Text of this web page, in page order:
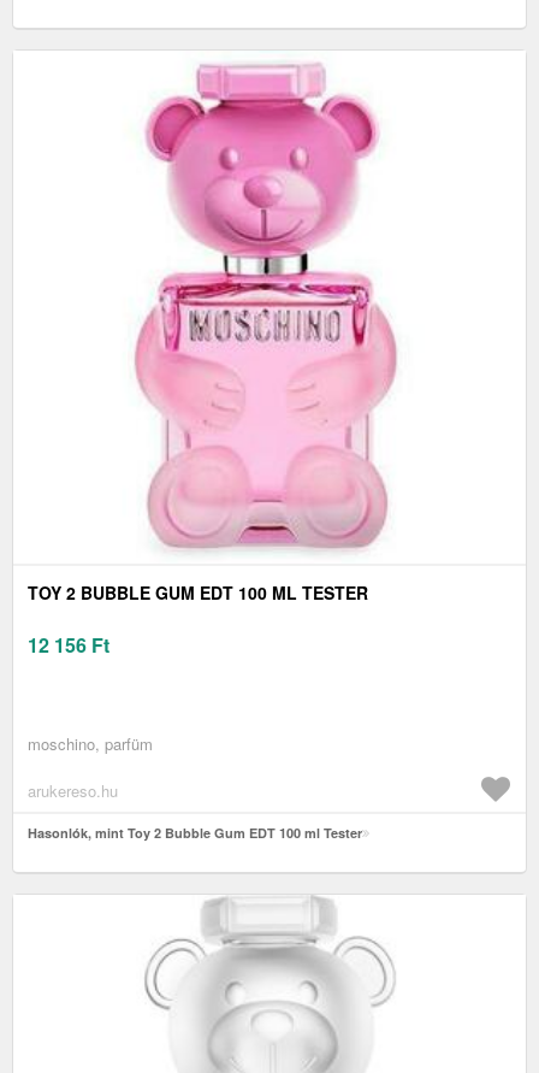
TOY 2 BUBBLE GUM EDT 100 ML TESTER
12 156 Ft
moschino, parfüm
arukereso.hu
Hasonlók, mint Toy 2 Bubble Gum EDT 100 ml Tester